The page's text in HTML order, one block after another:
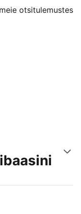
otsitulemustes